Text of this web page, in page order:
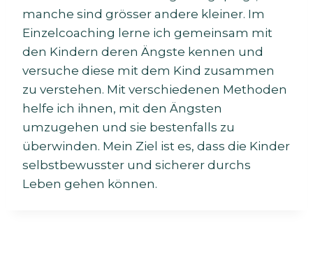
manche sind grösser andere kleiner. Im
Einzelcoaching lerne ich gemeinsam mit
den Kindern deren Ängste kennen und
versuche diese mit dem Kind zusammen
zu verstehen. Mit verschiedenen Methoden
helfe ich ihnen, mit den Ängsten
umzugehen und sie bestenfalls zu
überwinden. Mein Ziel ist es, dass die Kinder
selbstbewusster und sicherer durchs
Leben gehen können.